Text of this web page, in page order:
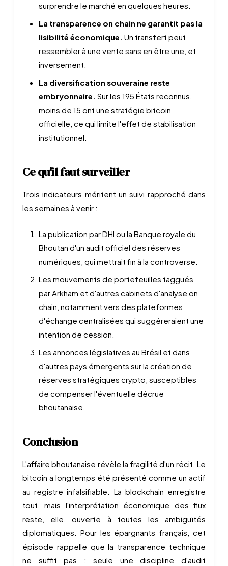
surprendre le marché en quelques heures.
La transparence on chain ne garantit pas la
lisibilité économique. Un transfert peut
ressembler à une vente sans en être une, et
inversement.
La diversification souveraine reste
embryonnaire. Sur les 195 États reconnus,
moins de 15 ont une stratégie bitcoin
officielle, ce qui limite l'effet de stabilisation
institutionnel.
Ce qu'il faut surveiller
Trois indicateurs méritent un suivi rapproché dans
les semaines à venir :
La publication par DHI ou la Banque royale du
Bhoutan d'un audit officiel des réserves
numériques, qui mettrait fin à la controverse.
Les mouvements de portefeuilles taggués
par Arkham et d'autres cabinets d'analyse on
chain, notamment vers des plateformes
d'échange centralisées qui suggéreraient une
intention de cession.
Les annonces législatives au Brésil et dans
d'autres pays émergents sur la création de
réserves stratégiques crypto, susceptibles
de compenser l'éventuelle décrue
bhoutanaise.
Conclusion
L'affaire bhoutanaise révèle la fragilité d'un récit. Le
bitcoin a longtemps été présenté comme un actif
au registre infalsifiable. La blockchain enregistre
tout, mais l'interprétation économique des flux
reste, elle, ouverte à toutes les ambiguïtés
diplomatiques. Pour les épargnants français, cet
épisode rappelle que la transparence technique
ne suffit pas : seule une discipline d'audit